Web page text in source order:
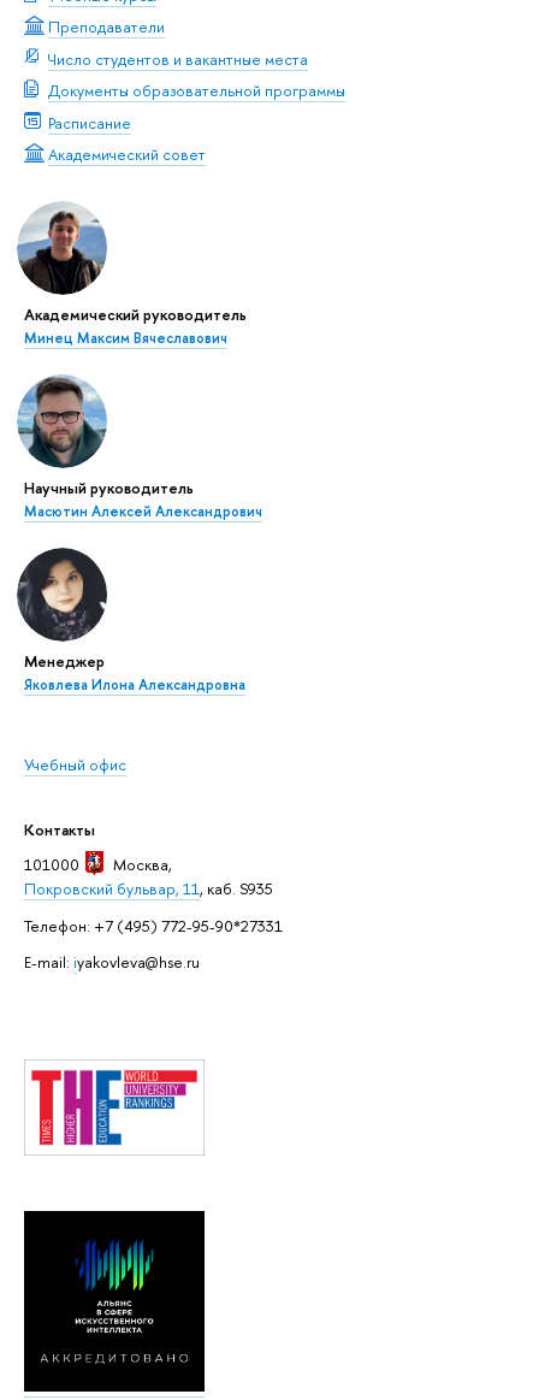
Преподаватели
Число студентов и вакантные места
Документы образовательной программы
Расписание
Академический совет
Академический руководитель
Минец Максим Вячеславович
Научный руководитель
Масютин Алексей Александрович
Менеджер
Яковлева Илона Александровна
Учебный офис
Контакты
101000
Москва,
Покровский бульвар, 11, каб. S935
Телефон: +7 (495) 772-95-90*27331
E-mail: iyakovleva@hse.ru